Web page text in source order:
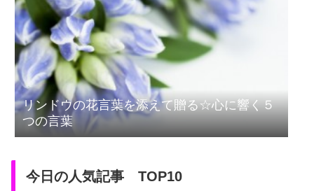
リンドウの花言葉を添えて贈る☆心に響く５
つの言葉
今日の人気記事 TOP10